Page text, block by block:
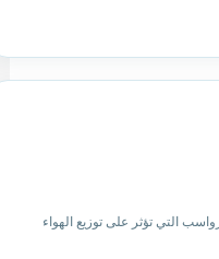
التي تؤثر على توزيع الهواء